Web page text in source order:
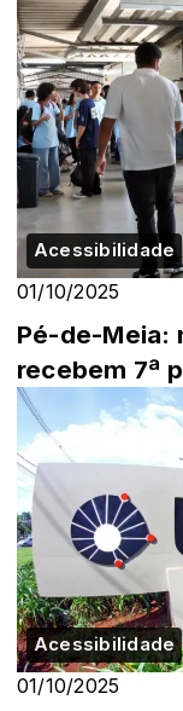
Acessibilidade
01/10/2025
Pé-de-Meia:
recebem 7ª
Acessibilidade
01/10/2025